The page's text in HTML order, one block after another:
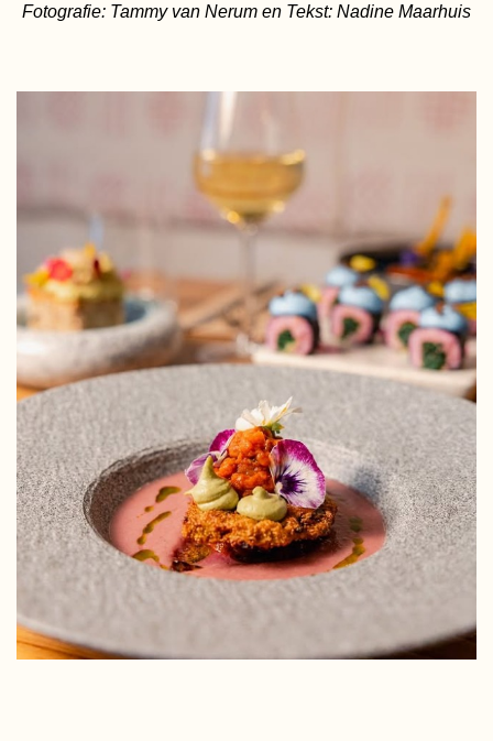
Fotografie: Tammy van Nerum en Tekst: Nadine Maarhuis